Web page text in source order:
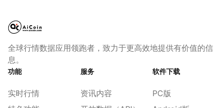
全球行情数据应用领跑者，致力于更高效地提供有价值的信
息。
功能
实时行情
服务
资讯内容
软件下载
PC版